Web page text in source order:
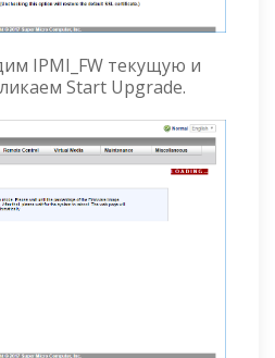
IPMI_FW текущую и
Start Upgrade.